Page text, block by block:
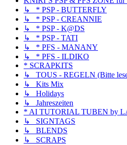
↳ * PSP - BUTTERFLY
↳ * PSP - CREANNIE
↳ * PSP - K@DS
↳ * PSP - TATI
↳ * PFS - MANANY
↳ * PFS - ILDIKO
* SCRAPKITS
↳ TOUS - REGELN (Bitte
↳ Kits Mix
↳ Holidays
↳ Jahreszeiten
* AI TUTORIAL TUBEN by
↳ SIGNTAGS
↳ BLENDS
↳ SCRAPS